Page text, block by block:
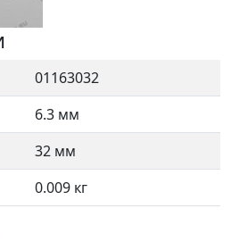
01163032
6.3 мм
32 мм
0.009 кг